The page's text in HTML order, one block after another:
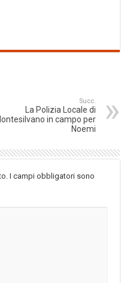
Succ.
La Polizia Locale di
in campo per
Noemi
I campi obbligatori sono